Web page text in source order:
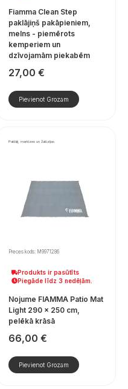
Fiamma Clean Step
paklājiņš pakāpieniem,
melns - piemērots
kemperiem un
dzīvojamām piekabēm
27,00 €
Pievienot Grozam
Paklāji, markīzes un žalūzijas
Preces kods: M9971286
Produkts ir pasūtīts
Piegāde līdz 3 nedēļām.
Nojume FIAMMA Patio Mat
Light 290 × 250 cm,
pelēkā krāsā
66,00 €
Pievienot Grozam